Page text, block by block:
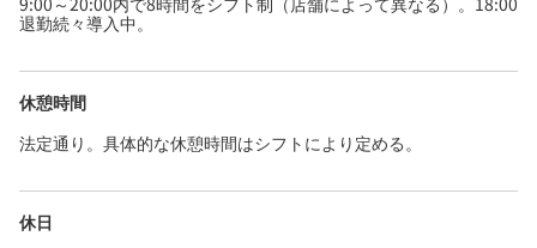
退勤続々導入中。
休憩時間
法定通り。具体的な休憩時間はシフトにより定める。
休日